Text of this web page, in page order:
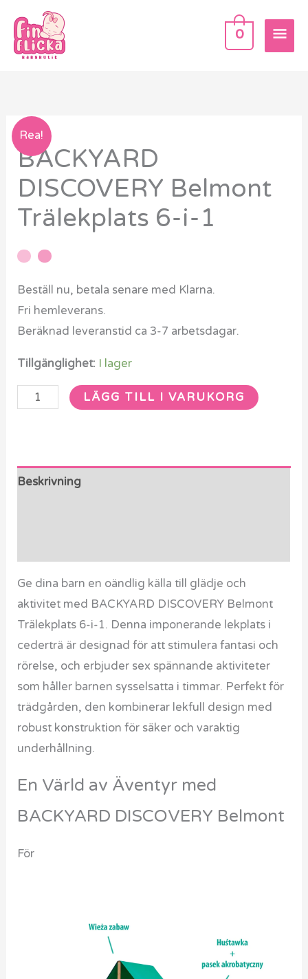
innehåll
0
Rea!
BACKYARD
DISCOVERY Belmont
Trälekplats 6-i-1
Beställ nu, betala senare med Klarna.
Fri hemleverans.
Beräknad leveranstid ca 3-7 arbetsdagar.
Tillgänglighet: I lager
BACKYARD
DISCOVERY
Trälekplats
6-
1
LÄGG TILL I VARUKORG
Beskrivning
Ge dina barn en oändlig källa till glädje och
aktivitet med BACKYARD DISCOVERY Belmont
Trälekplats 6-i-1. Denna imponerande lekplats i
cederträ är designad för att stimulera fantasi och
rörelse, och erbjuder sex spännande aktiviteter
som håller barnen sysselsatta i timmar. Perfekt för
trädgården, den kombinerar lekfull design med
robust konstruktion för säker och varaktig
underhållning.
En Värld av Äventyr med
BACKYARD DISCOVERY Belmont
För